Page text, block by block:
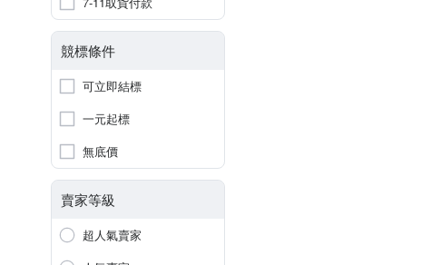
競標條件
可立即結標
一元起標
無底價
賣家等級
超人氣賣家